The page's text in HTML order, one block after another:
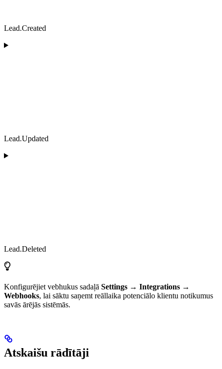
Lead.Created
Lead.Updated
Lead.Deleted
Konfigurējiet vebhukus sadaļā Settings → Integrations →
Webhooks, lai sāktu saņemt reāllaika potenciālo klientu notikumus
savās ārējās sistēmās.
Atskaišu rādītāji